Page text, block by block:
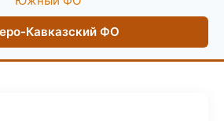
Кавказский ФО